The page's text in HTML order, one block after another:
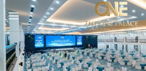
to
content